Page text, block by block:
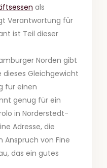
als
Verantwortung für
ist Teil dieser
Norden gibt
dieses Gleichgewicht
für einen
genug für ein
in Norderstedt-
Adresse, die
von Fine
das ein gutes